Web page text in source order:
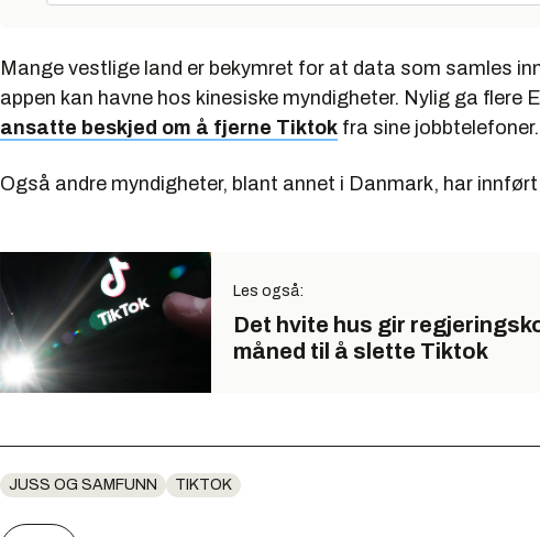
Mange vestlige land er bekymret for at data som samles
appen kan havne hos kinesiske myndigheter. Nylig ga flere
ansatte beskjed om å fjerne Tiktok fra sine jobbtelefoner.
Også andre myndigheter, blant annet i Danmark, har
Les også:
Det hvite hus gir
måned til å slette Tiktok
JUSS OG SAMFUNN TIKTOK